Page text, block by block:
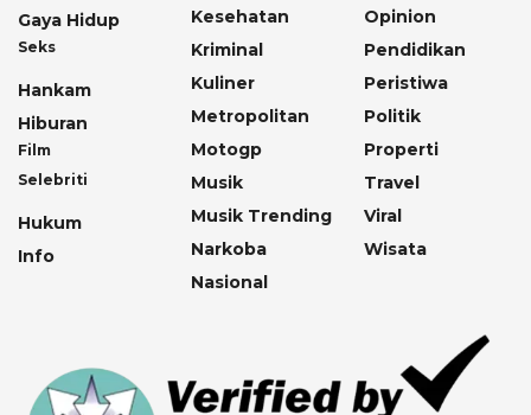
Gaya Hidup
Seks
Hankam
Hiburan
Film
Selebriti
Hukum
Info
Kesehatan
Kriminal
Kuliner
Metropolitan
Motogp
Musik
Musik Trending
Narkoba
Nasional
Opinion
Pendidikan
Peristiwa
Politik
Properti
Travel
Viral
Wisata